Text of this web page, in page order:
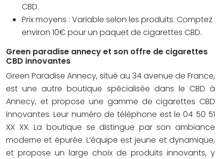
CBD.
Prix moyens : Variable selon les produits. Comptez
environ 10€ pour un paquet de cigarettes CBD.
Green paradise annecy et son offre de cigarettes
CBD innovantes
Green Paradise Annecy, situé au 34 avenue de France,
est une autre boutique spécialisée dans le CBD à
Annecy, et propose une gamme de cigarettes CBD
innovantes. Leur numéro de téléphone est le 04 50 51
XX XX. La boutique se distingue par son ambiance
moderne et épurée. L’équipe est jeune et dynamique,
et propose un large choix de produits innovants, y